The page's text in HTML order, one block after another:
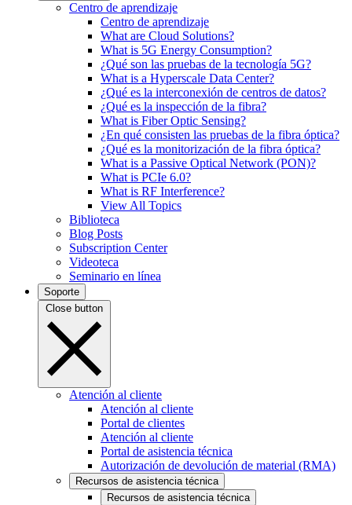
Centro de aprendizaje
Centro de aprendizaje
What are Cloud Solutions?
What is 5G Energy Consumption?
¿Qué son las pruebas de la tecnología 5G?
What is a Hyperscale Data Center?
¿Qué es la interconexión de centros de datos?
¿Qué es la inspección de la fibra?
What is Fiber Optic Sensing?
¿En qué consisten las pruebas de la fibra óptica?
¿Qué es la monitorización de la fibra óptica?
What is a Passive Optical Network (PON)?
What is PCIe 6.0?
What is RF Interference?
View All Topics
Biblioteca
Blog Posts
Subscription Center
Videoteca
Seminario en línea
Soporte
Close button
Atención al cliente
Atención al cliente
Portal de clientes
Atención al cliente
Portal de asistencia técnica
Autorización de devolución de material (RMA)
Recursos de asistencia técnica
Recursos de asistencia técnica